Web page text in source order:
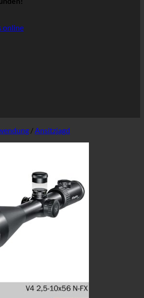
online
/Ansitzjagd